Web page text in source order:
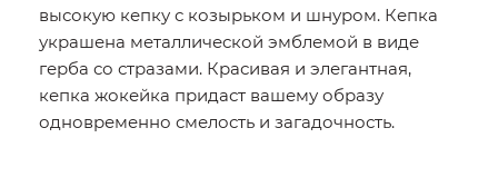
высокую кепку с козырьком и шнуром. Кепка
украшена металлической эмблемой в виде
герба со стразами. Красивая и элегантная,
кепка жокейка придаст вашему образу
одновременно смелость и загадочность.